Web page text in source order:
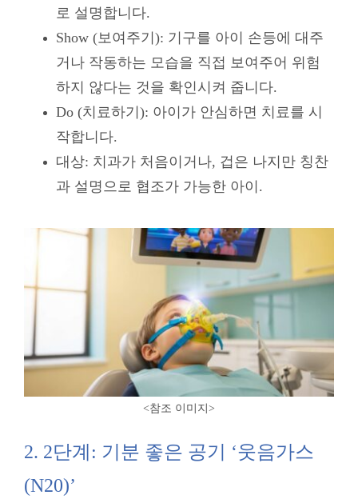
로 설명합니다.
Show (보여주기): 기구를 아이 손등에 대주
거나 작동하는 모습을 직접 보여주어 위험
하지 않다는 것을 확인시켜 줍니다.
Do (치료하기): 아이가 안심하면 치료를 시
작합니다.
대상: 치과가 처음이거나, 겁은 나지만 칭찬
과 설명으로 협조가 가능한 아이.
<참조 이미지 >
2. 2단계: 기분 좋은 공기 ‘웃음가스
(N20)’